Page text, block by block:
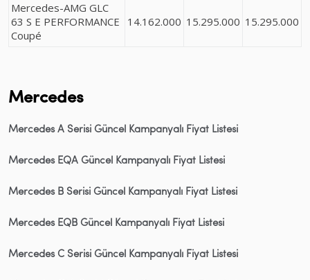
Mercedes-AMG GLC
63 S E PERFORMANCE
Coupé
14.162.000 15.295.000 15.295.000
Mercedes
Mercedes A Serisi Güncel Kampanyalı Fiyat Listesi
Mercedes EQA Güncel Kampanyalı Fiyat Listesi
Mercedes B Serisi Güncel Kampanyalı Fiyat Listesi
Mercedes EQB Güncel Kampanyalı Fiyat Listesi
Mercedes C Serisi Güncel Kampanyalı Fiyat Listesi